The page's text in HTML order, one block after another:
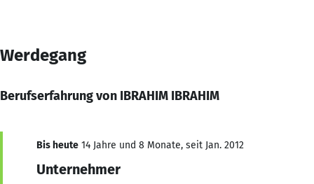
Werdegang
Berufserfahrung von IBRAHIM IBRAHIM
Bis heute 14 Jahre und 8 Monate, seit Jan. 2012
Unternehmer